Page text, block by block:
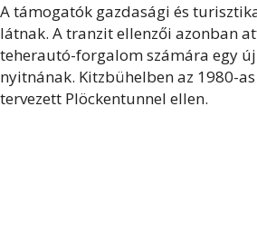
A támogatók gazdasági és
látnak. A tranzit ellenzői azonban
teherautó-forgalom számára egy
nyitnának. Kitzbühelben az 1980-
tervezett Plöckentunnel ellen.